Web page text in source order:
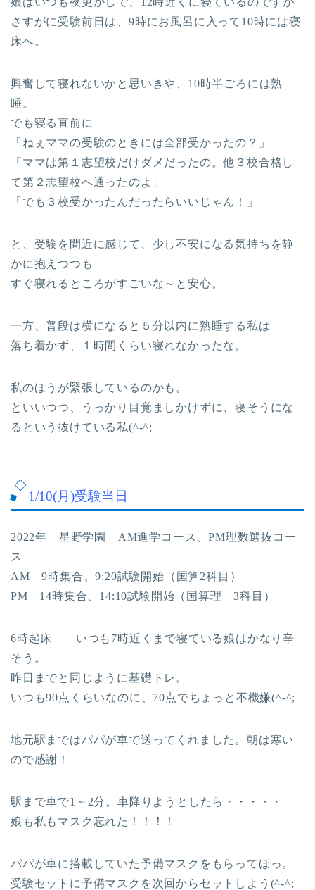
さすがに受験前日は、9時にお風呂に入って10時には寝
床へ。
興奮して寝れないかと思いきや、10時半ごろには熟
睡。
でも寝る直前に
「ねぇママの受験のときには全部受かったの？」
「ママは第１志望校だけダメだったの。他３校合格し
て第２志望校へ通ったのよ」
「でも３校受かったんだったらいいじゃん！」
と、受験を間近に感じて、少し不安になる気持ちを静
かに抱えつつも
すぐ寝れるところがすごいな～と安心。
一方、普段は横になると５分以内に熟睡する私は
落ち着かず、１時間くらい寝れなかったな。
私のほうが緊張しているのかも。
といいつつ、うっかり目覚ましかけずに、寝そうにな
るという抜けている私(^-^;
1/10(月)受験当日
2022年 星野学園 AM進学コース、PM理数選抜コー
ス
AM 9時集合、9:20試験開始（国算2科目）
PM 14時集合、14:10試験開始（国算理 3科目）
6時起床 いつも7時近くまで寝ている娘はかなり辛
そう。
昨日までと同じように基礎トレ。
いつも90点くらいなのに、70点でちょっと不機嫌(^-^;
地元駅まではパパが車で送ってくれました。朝は寒い
ので感謝！
駅まで車で1～2分。車降りようとしたら・・・・・
娘も私もマスク忘れた！！！！
パパが車に搭載していた予備マスクをもらってほっ。
受験セットに予備マスクを次回からセットしよう(^-^;